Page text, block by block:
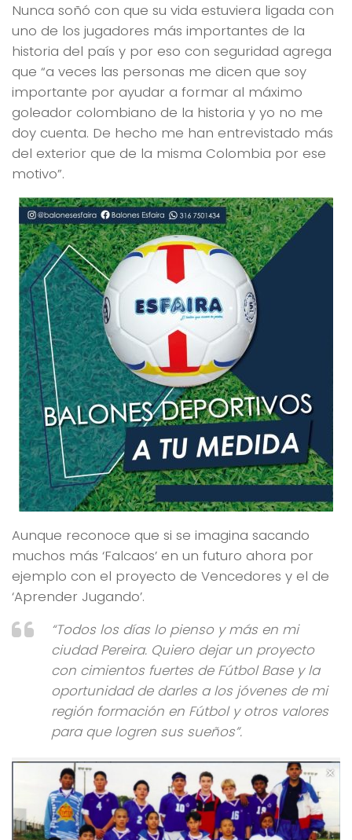
Nunca soñó con que su vida estuviera ligada con
uno de los jugadores más importantes de la
historia del país y por eso con seguridad agrega
que “a veces las personas me dicen que soy
importante por ayudar a formar al máximo
goleador colombiano de la historia y yo no me
doy cuenta. De hecho me han entrevistado más
del exterior que de la misma Colombia por ese
motivo”.
Aunque reconoce que si se imagina sacando
muchos más ‘Falcaos’ en un futuro ahora por
ejemplo con el proyecto de Vencedores y el de
‘Aprender Jugando’.
“Todos los días lo pienso y más en mi
ciudad Pereira. Quiero dejar un proyecto
con cimientos fuertes de Fútbol Base y la
oportunidad de darles a los jóvenes de mi
región formación en Fútbol y otros valores
para que logren sus sueños”.